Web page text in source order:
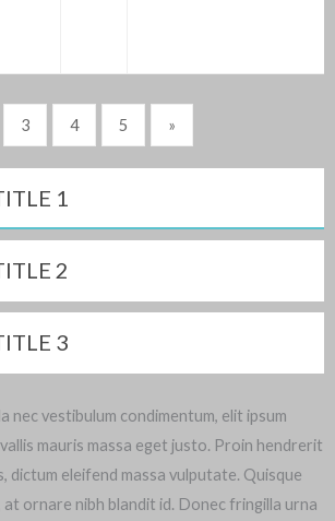
3 4 5 »
1
2
3
nec vestibulum condimentum, elit ipsum
mauris massa eget justo. Proin hendrerit
dictum eleifend massa vulputate. Quisque
at ornare nibh blandit id. Donec fringilla urna